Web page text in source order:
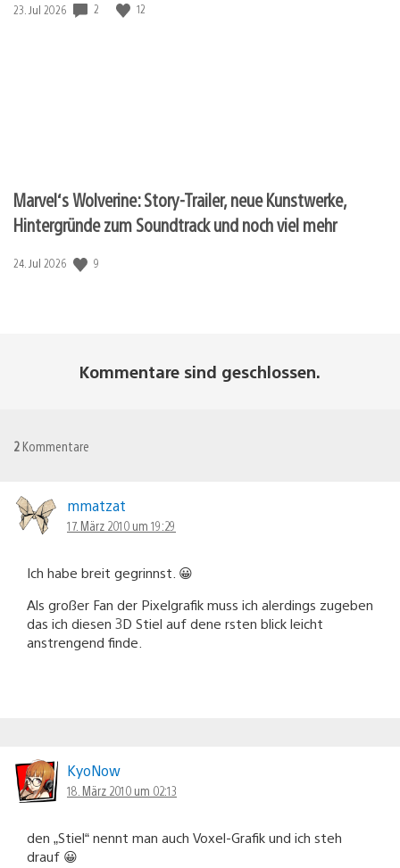
Veröffentlichungsdatum:
23. Jul 2026 2 12
Marvel‘s Wolverine: Story-Trailer, neue Kunstwerke,
Hintergründe zum Soundtrack und noch viel mehr
Veröffentlichungsdatum:
24. Jul 2026 9
Kommentare sind geschlossen.
2 Kommentare
mmatzat
17. März 2010 um 19:29
Ich habe breit gegrinnst. 😀
Als großer Fan der Pixelgrafik muss ich alerdings zugeben
das ich diesen 3D Stiel auf dene rsten blick leicht
anstrengend finde.
KyoNow
18. März 2010 um 02:13
den „Stiel“ nennt man auch Voxel-Grafik und ich steh
drauf 😀